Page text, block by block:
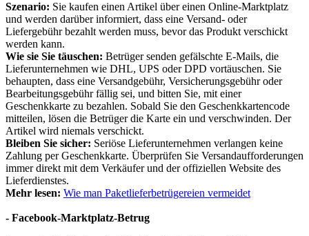
Szenario: Sie kaufen einen Artikel über einen Online-Marktplatz
und werden darüber informiert, dass eine Versand- oder
Liefergebühr bezahlt werden muss, bevor das Produkt verschickt
werden kann.
Wie sie Sie täuschen: Betrüger senden gefälschte E-Mails, die
Lieferunternehmen wie DHL, UPS oder DPD vortäuschen. Sie
behaupten, dass eine Versandgebühr, Versicherungsgebühr oder
Bearbeitungsgebühr fällig sei, und bitten Sie, mit einer
Geschenkkarte zu bezahlen. Sobald Sie den Geschenkkartencode
mitteilen, lösen die Betrüger die Karte ein und verschwinden. Der
Artikel wird niemals verschickt.
Bleiben Sie sicher: Seriöse Lieferunternehmen verlangen keine
Zahlung per Geschenkkarte. Überprüfen Sie Versandaufforderungen
immer direkt mit dem Verkäufer und der offiziellen Website des
Lieferdienstes.
Mehr lesen: Wie man Paketlieferbetrügereien vermeidet
- Facebook-Marktplatz-Betrug